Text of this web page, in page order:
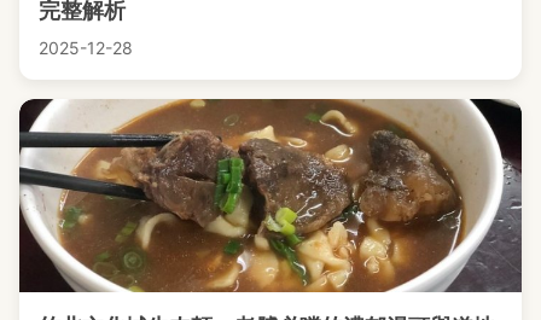
完整解析
2025-12-28